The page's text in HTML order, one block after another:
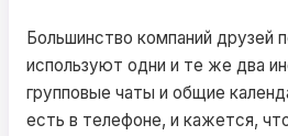
Большинство компаний друзей
используют одни и те же два
групповые чаты и общие
есть в телефоне, и кажется,